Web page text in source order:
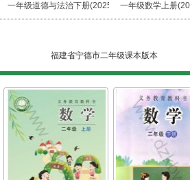
一年级道德与法治下册(2025
春版)(部编版)
一年级数学上册
福建省宁德市二年级课本版本